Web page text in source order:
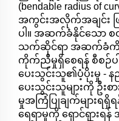
(bendable radius of
အကွင်းအလိုက်အချင်း
ပါ။ အဆက်ခံနိုင်သော
သက်ဆိုင်ရာ အဆက်ခံကိရိယ
ကိုက်ညီမှုရှိစေရန် စီစဉ်ပ
ပေးသွင်းသူ၏ပံ့ပိုးမှု - န
ပေးသွင်းသူများကို ဦးစ
မှုအကြံပြုချက်များရ
ရေရာမှုကို ရှောင်ရှားရ